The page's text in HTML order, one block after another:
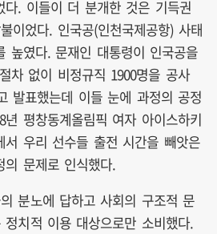
다. 이들이 더 분개한 것은 기득권
이었다. 인국공(인천국제공항) 사태
높였다. 문재인 대통령이 인국공을
차 없이 비정규직 1900명을 공사
발표했는데 이들 눈에 과정의 공정
년 평창동계올림픽 여자 아이스하키
서 우리 선수들 출전 시간을 빼앗은
문제로 인식했다.
분노에 답하고 사회의 구조적 문
치적 이용 대상으로만 소비했다.